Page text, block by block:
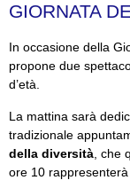
GIORNATA
In occasione della
propone due
d’età.
La mattina sarà
tradizionale
della diversità , che
ore 10